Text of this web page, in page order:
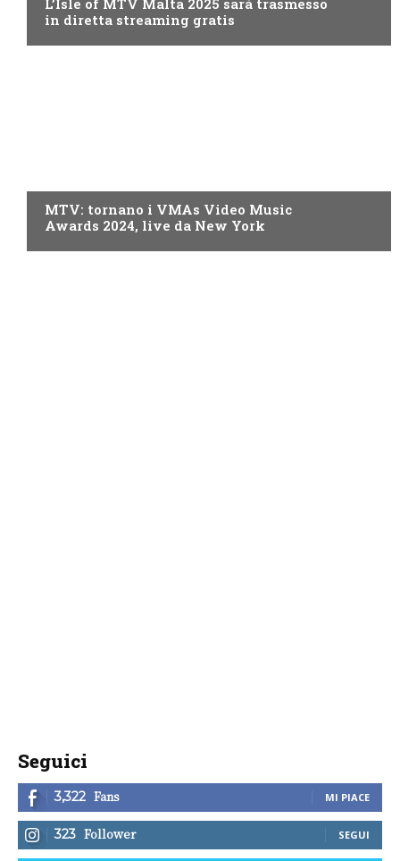
in diretta streaming gratis
MTV: tornano i VMAs Video Music
Awards 2024, live da New York
Seguici
3,322 Fans MI PIACE
323 Follower SEGUI